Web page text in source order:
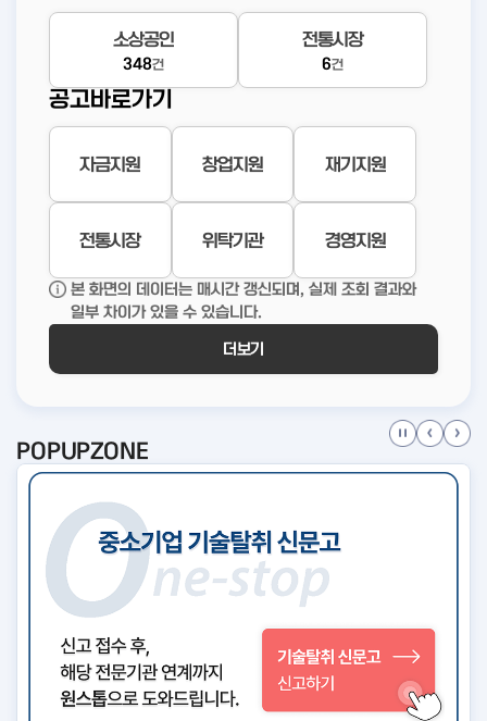
소상공인
348건
전통시장
6건
공고바로가기
자금지원 창업지원 재기지원
전통시장 위탁기관 경영지원
본 화면의 데이터는 매시간 갱신되며, 실제 조회 결과와
일부 차이가 있을 수 있습니다.
더보기
POPUPZONE